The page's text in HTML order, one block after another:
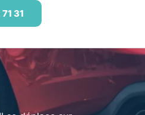
31